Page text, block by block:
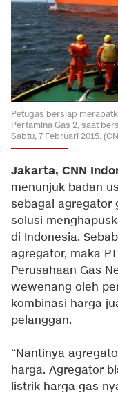
Petugas bersiap
Pertamina Gas 2, saat
Sabtu, 7 Februari 2015.
Jakarta, CNN
menunjuk badan
sebagai agregator
solusi
di Indonesia.
agregator, maka
Perusahaan Gas
wewenang oleh
kombinasi harga
pelanggan.
“Nantinya
harga. Agregator
listrik harga gas